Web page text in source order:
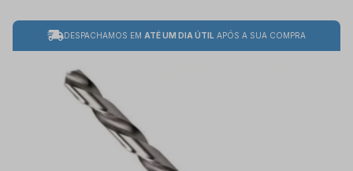
DESPACHAMOS EM ATÉ UM DIA ÚTIL APÓS A SUA COMPRA